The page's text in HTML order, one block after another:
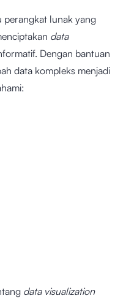
perangkat lunak yang
data
Dengan bantuan
data kompleks menjadi
data visualization